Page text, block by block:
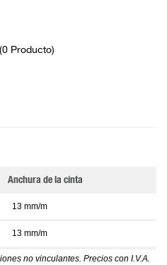
0 Producto)
Anchura de la cinta
13 mm/m
13 mm/m
no vinculantes. Precios con I.V.A.